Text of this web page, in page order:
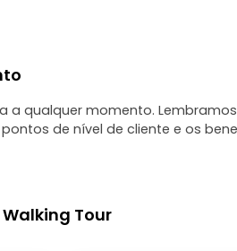
a qualquer momento.
de nível de cliente e os
Tour